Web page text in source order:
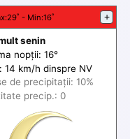
:29˚ - Min:16˚ +
senin
nopții: 16°
14 km/h dinspre NV
de precipitații: 10%
precip.: 0